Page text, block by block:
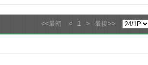
<<最初 < 1 > 最後>>